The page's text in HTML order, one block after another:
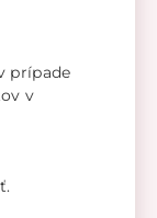
prípade
v